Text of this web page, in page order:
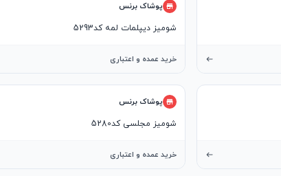
پوشاک برنس
شومیز دیپلمات لمه کد5293
خرید عمده و اعتباری
پوشاک برنس
شومیز مجلسی کد5280
خرید عمده و اعتباری